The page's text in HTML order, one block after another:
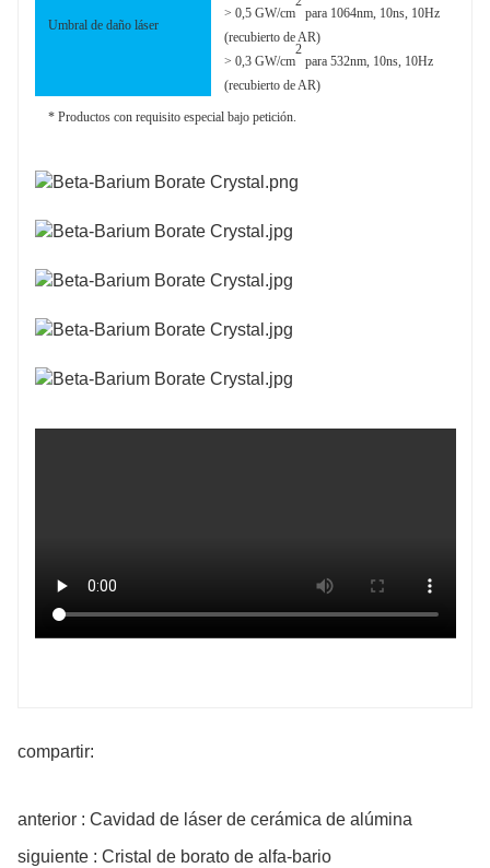
Umbral de daño láser
> 0,5 GW/cm
para 1064nm, 10ns, 10Hz
(recubierto de AR)
> 0,3 GW/cm
2
para 532nm, 10ns, 10Hz
(recubierto de AR)
* Productos con requisito especial bajo petición.
compartir:
anterior : Cavidad de láser de cerámica de alúmina
siguiente : Cristal de borato de alfa-bario